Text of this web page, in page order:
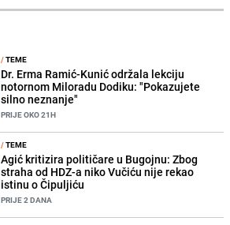
/TEME
Dr. Erma Ramić-Kunić održala lekciju
notornom Miloradu Dodiku: "Pokazujete
silno neznanje"
PRIJE OKO 21H
/TEME
Agić kritizira političare u Bugojnu: Zbog
straha od HDZ-a niko Vučiću nije rekao
istinu o Čipuljiću
PRIJE 2 DANA